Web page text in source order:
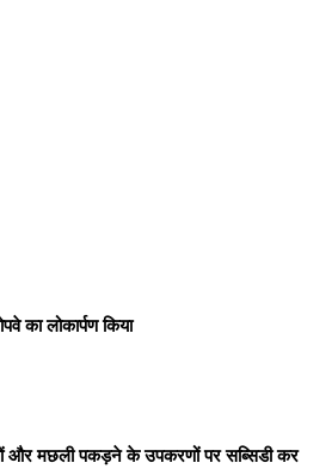
का लोकार्पण किया
और मछली पकड़ने के उपकरणों पर सब्सिडी कर